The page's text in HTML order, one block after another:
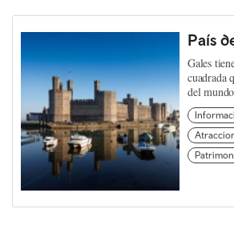
País
Gales
cuadrada
del